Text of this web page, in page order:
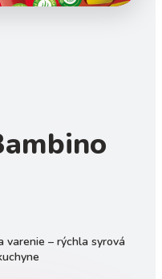
varenie – rýchla syrová